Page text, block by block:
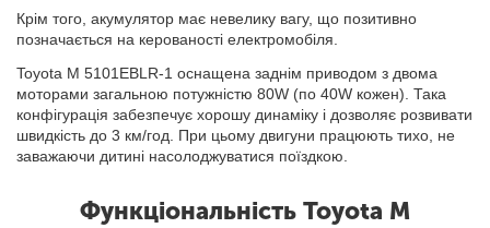
Крім того, акумулятор має невелику вагу, що позитивно
позначається на керованості електромобіля.
Toyota M 5101EBLR-1 оснащена заднім приводом з двома
моторами загальною потужністю 80W (по 40W кожен). Така
конфігурація забезпечує хорошу динаміку і дозволяє розвивати
швидкість до 3 км/год. При цьому двигуни працюють тихо, не
заважаючи дитині насолоджуватися поїздкою.
Функціональність Toyota M